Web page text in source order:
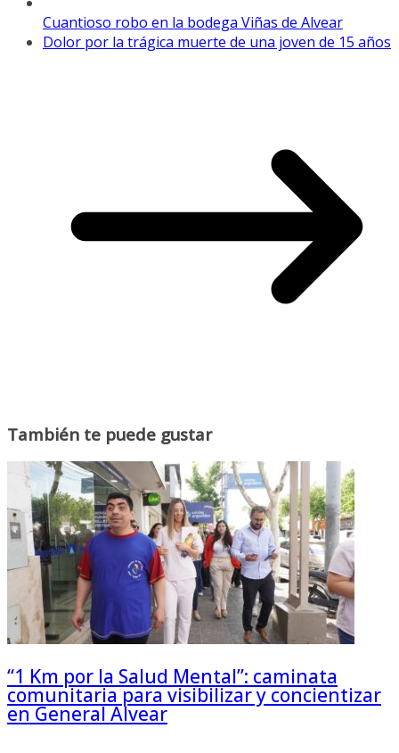
Cuantioso robo en la bodega Viñas de Alvear
Dolor por la trágica muerte de una joven de 15 años
También te puede gustar
“1 Km por la Salud Mental”: caminata
comunitaria para visibilizar y concientizar
en General Alvear